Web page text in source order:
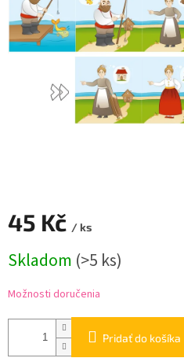
hviezdičiek.
45 Kč / ks
cena:
Skladom (>5 ks)
Možnosti doručenia
Pridať do košíka